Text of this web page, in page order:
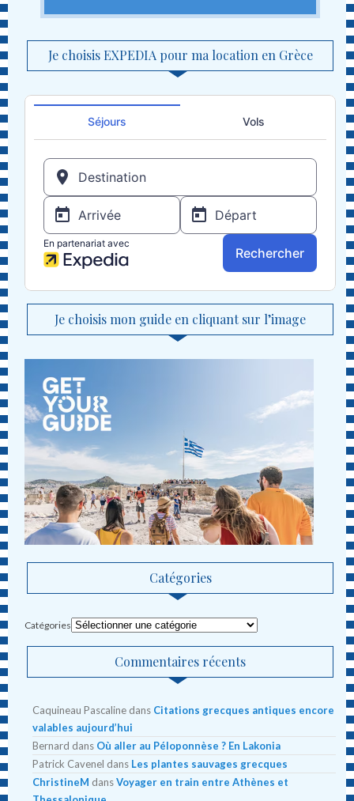
Je choisis EXPEDIA pour ma location en Grèce
Je choisis mon guide en cliquant sur l’image
Catégories
Catégories
Commentaires récents
Caquineau Pascaline dans Citations grecques antiques encore
valables aujourd’hui
Bernard dans Où aller au Péloponnèse ? En Lakonia
Patrick Cavenel dans Les plantes sauvages grecques
ChristineM dansVoyager en train entre Athènes et